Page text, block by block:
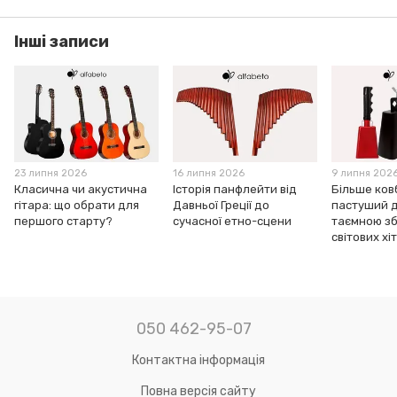
Інші записи
23 липня 2026
Класична чи акустична
гітара: що обрати для
першого старту?
16 липня 2026
Історія панфлейти від
Давньої Греції до
сучасної етно-сцени
9 липня
Більше
пастуший
таємною
світових
050 462-95-07
Контактна інформація
Повна версія сайту